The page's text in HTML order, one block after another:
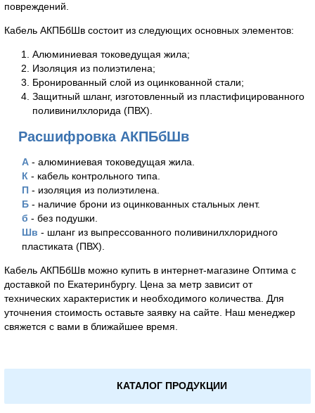
повреждений.
Кабель АКПБбШв состоит из следующих основных элементов:
Алюминиевая токоведущая жила;
Изоляция из полиэтилена;
Бронированный слой из оцинкованной стали;
Защитный шланг, изготовленный из пластифицированного
поливинилхлорида (ПВХ).
Расшифровка АКПБбШв
А - алюминиевая токоведущая жила.
К - кабель контрольного типа.
П - изоляция из полиэтилена.
Б - наличие брони из оцинкованных стальных лент.
б - без подушки.
Шв - шланг из выпрессованного поливинилхлоридного
пластиката (ПВХ).
Кабель АКПБбШв можно купить в интернет-магазине Оптима с
доставкой по Екатеринбургу. Цена за метр зависит от
технических характеристик и необходимого количества. Для
уточнения стоимость оставьте заявку на сайте. Наш менеджер
свяжется с вами в ближайшее время.
КАТАЛОГ ПРОДУКЦИИ